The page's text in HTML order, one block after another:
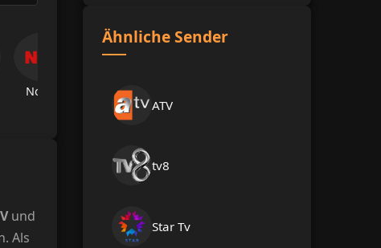
Now Tv TRT Spor
und
Als
Ähnliche Sender
ATV
tv8
Star Tv